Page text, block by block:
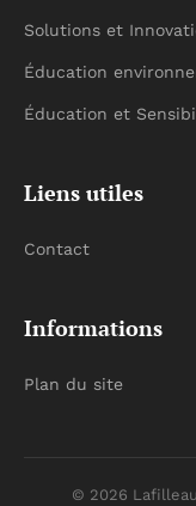
Solutions et
Éducation
Éducation et
Liens utiles
Contact
Informations
Plan du site
© 2026